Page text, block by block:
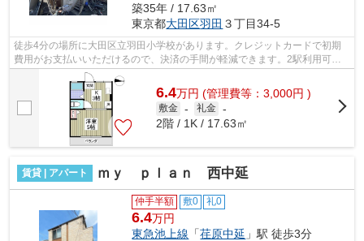
築35年 / 17.63㎡
東京都大田区羽田 ３丁目34-5
徒歩4分の場所に大田区立羽田小学校があります。クレジットカードで初期
費用がお支払いいただけるので、決済の手間が軽減できます。2駅利用可能
な物件で目的地に応じて路線を選ぶこと...
6.4万円 (管理費等：3,000円 )
敷金 - 礼金 -
2階 / 1K / 17.63㎡
賃貸 | アパート ｍｙ ｐｌａｎ 西中延
仲手半額 敷0 礼0
6.4万円
東急池上線 「荏原中延 」駅 徒歩3分